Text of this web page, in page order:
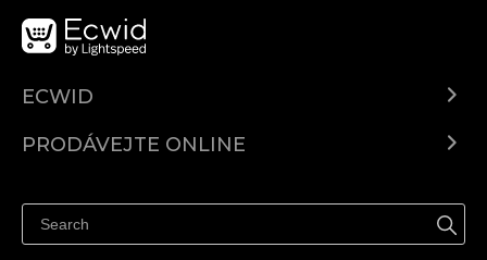
ECWID
Ceny
PRODÁVEJTE ONLINE
Prodávejte na Facebooku
Prodávejte na Instagramu